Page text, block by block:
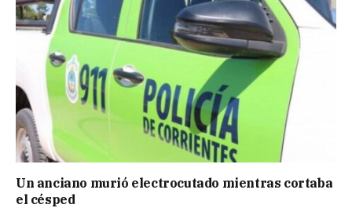
Un anciano murió electrocutado mientras cortaba
el césped